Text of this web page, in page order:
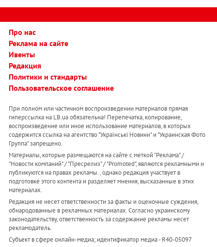
Про нас
Реклама на сайте
Ивенты
Редакция
Политики и стандарты
Пользовательское соглашение
При полном или частичном воспроизведении материалов прямая
гиперссылка на LB.ua обязательна! Перепечатка, копирование,
воспроизведение или иное использование материалов, в которых
содержится ссылка на агентство "Українськi Новини" и "Украинская Фото
Группа" запрещено.
Материалы, которые размещаются на сайте с меткой "Реклама" /
"Новости компаний" / "Пресрелиз" / "Promoted", являются рекламными и
публикуются на правах рекламы. , однако редакция участвует в
подготовке этого контента и разделяет мнения, высказанные в этих
материалах.
Редакция не несет ответственности за факты и оценочные суждения,
обнародованные в рекламных материалах. Согласно украинскому
законодательству, ответственность за содержание рекламы несет
рекламодатель.
Субъект в сфере онлайн-медиа; идентификатор медиа - R40-05097